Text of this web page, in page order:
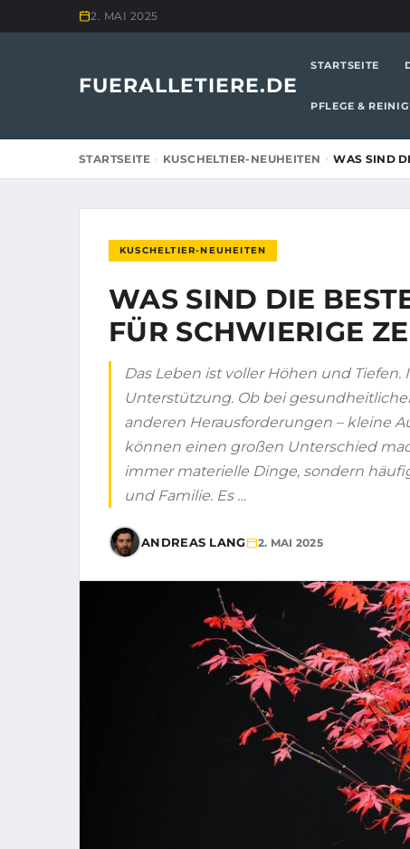
2. MAI 2025
FUERALLETIERE.DE
STARTSEITE
PFLEGE &
STARTSEITE KUSCHELTIER-NEUHEITEN WAS SIND
KUSCHELTIER-NEUHEITEN
WAS SIND DIE
FÜR SCHWIERIGE
Das Leben ist voller Höhen und
Unterstützung. Ob bei
anderen Herausforderungen – kleine
können einen großen Unterschied
immer materielle Dinge, sondern
und Familie. Es …
ANDREAS LANG 2. MAI 2025